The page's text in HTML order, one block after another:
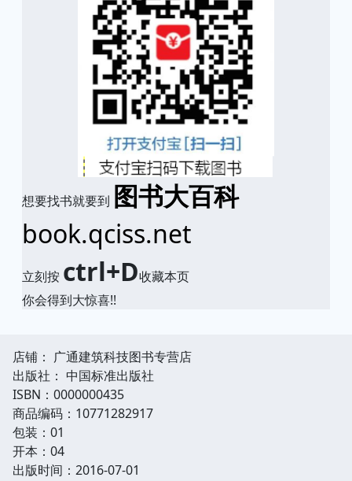
想要找书就要到 图书大百科
book.qciss.net
立刻按 ctrl+D收藏本页
你会得到大惊喜!!
店铺： 广通建筑科技图书专营店
出版社： 中国标准出版社
ISBN：0000000435
商品编码：10771282917
包装：01
开本：04
出版时间：2016-07-01